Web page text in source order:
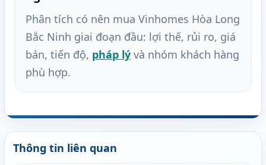
Phân tích có nên mua Vinhomes Hòa Long
Bắc Ninh giai đoạn đầu: lợi thế, rủi ro, giá
bán, tiến độ, pháp lý và nhóm khách hàng
phù hợp.
Thông tin liên quan